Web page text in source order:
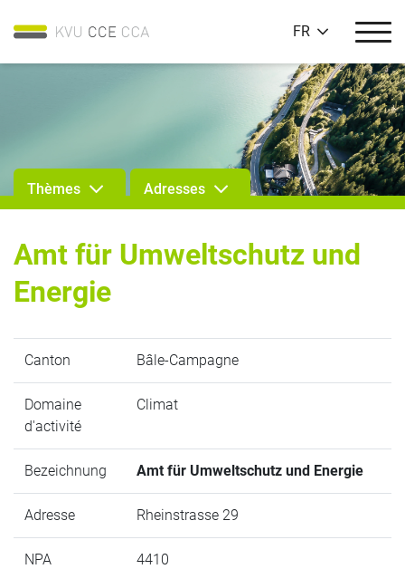
FR
Thèmes Adresses
Amt für Umweltschutz und
Energie
Canton Bâle-Campagne
Domaine
d'activité
Climat
Bezeichnung Amt für Umweltschutz und Energie
Adresse Rheinstrasse 29
NPA 4410